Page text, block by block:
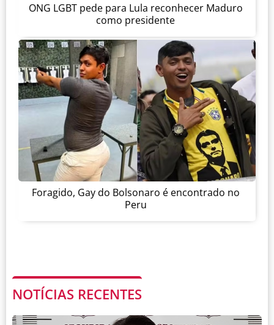
ONG LGBT pede para Lula reconhecer Maduro
como presidente
Foragido, Gay do Bolsonaro é encontrado no
Peru
NOTÍCIAS RECENTES